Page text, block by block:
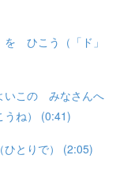
を ひこう（「ド」
いこの みなさんへ
ね） (0:41)
とりで） (2:05)